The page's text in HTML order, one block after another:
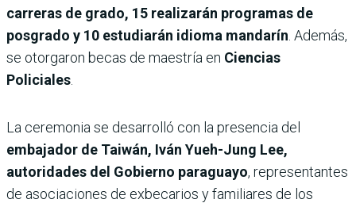
carreras de grado, 15 realizarán programas de
posgrado y 10 estudiarán idioma mandarín . Además,
se otorgaron becas de maestría en Ciencias
Policiales
La ceremonia se desarrolló con la presencia del
embajador de Taiwán, Iván Yueh-Jung Lee,
autoridades del Gobierno paraguayo, representantes
de asociaciones de exbecarios y familiares de los